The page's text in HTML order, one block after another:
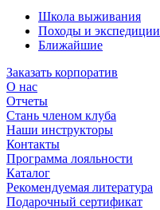
Школа выживания
Походы и экспедиции
Ближайшие
Заказать корпоратив
О нас
Отчеты
Стань членом клуба
Наши инструкторы
Контакты
Программа лояльности
Каталог
Рекомендуемая литература
Подарочный сертификат